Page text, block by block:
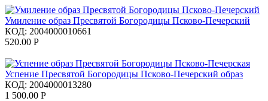
Умиление образ Пресвятой Богородицы Псково-Печерский
КОД: 2004000010661
520.00 Р
Успение Пресвятой Богородицы Псково-Печерский образ
КОД: 2004000013280
1 500.00 Р